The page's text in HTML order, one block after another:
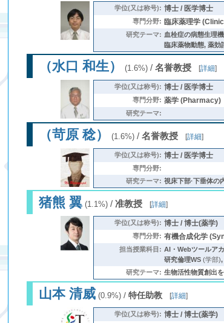
学位(又は称号): 博士 / 医学博士
専門分野: 臨床薬理学
研究テーマ: 血栓症の病態生理
臨床薬物動態, 薬効
（水口 和生） (1.6%) /名誉教授 [詳細]
学位(又は称号): 博士 / 医学博士
専門分野: 薬学 (Pharmacy)
研究テーマ:
（苛原 稔） (1.6%) /名誉教授 [詳細]
学位(又は称号): 博士 / 医学博士
専門分野:
研究テーマ: 視床下部·下垂体の
猪熊 翼 (1.1%) /准教授 [詳細]
学位(又は称号): 博士 / 博士(薬学)
専門分野: 有機合成化学
担当授業科目: AI・Webツールア
研究倫理WS (学部)
研究テーマ: 生物活性物質創出
山本 清威 (0.9%) /特任助教 [詳細]
学位(又は称号): 博士 / 博士(薬学)